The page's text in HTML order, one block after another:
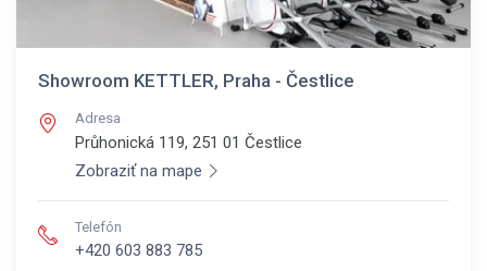
Showroom KETTLER, Praha - Čestlice
Adresa
Průhonická 119, 251 01 Čestlice
Zobraziť na mape
Telefón
+420 603 883 785